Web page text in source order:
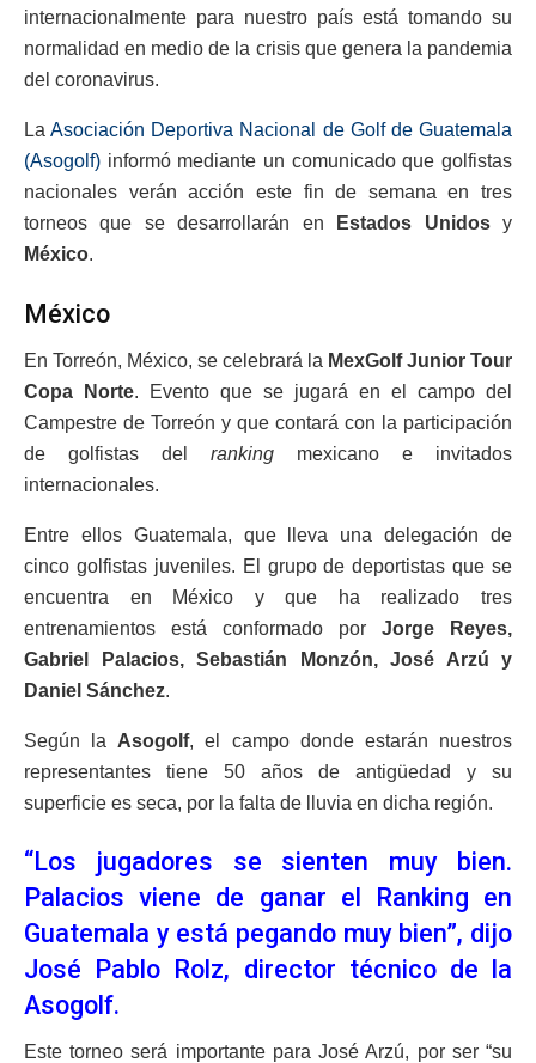
internacionalmente para nuestro país está tomando su
normalidad en medio de la crisis que genera la pandemia
del coronavirus.
LaAsociación Deportiva Nacional de Golf de Guatemala
(Asogolf) informó mediante un comunicado que golfistas
nacionales verán acción este fin de semana en tres
torneos que se desarrollarán en
Estados Unidosy
México.
México
En Torreón, México, se celebrará la MexGolf Junior Tour
Copa Norte. Evento que se jugará en el campo del
Campestre de Torreón y que contará con la participación
de golfistas del ranking mexicano e invitados
internacionales.
Entre ellos Guatemala, que lleva una delegación de
cinco golfistas juveniles. El grupo de deportistas que se
encuentra en México y que ha realizado tres
entrenamientos está conformado por Jorge Reyes,
Gabriel Palacios, Sebastián Monzón, José Arzú y
Daniel Sánchez.
Según la Asogolf, el campo donde estarán nuestros
representantes tiene 50 años de antigüedad y su
superficie es seca, por la falta de lluvia en dicha región.
“Los jugadores se sienten muy bien.
Palacios viene de ganar el Ranking en
Guatemala y está pegando muy bien”, dijo
José Pablo Rolz, director técnico de la
Asogolf.
Este torneo será importante para José Arzú, por ser “su